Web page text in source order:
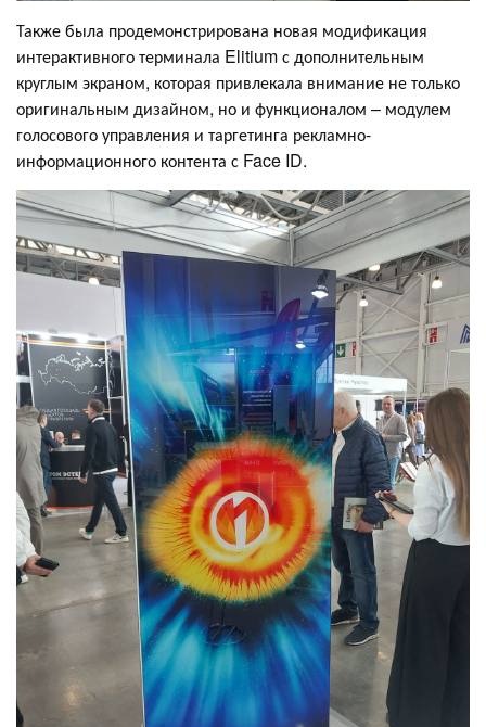
Также была продемонстрирована новая модификация
интерактивного терминала Elitium с дополнительным
круглым экраном, которая привлекала внимание не только
оригинальным дизайном, но и функционалом – модулем
голосового управления и таргетинга рекламно-
информационного контента с Face ID.